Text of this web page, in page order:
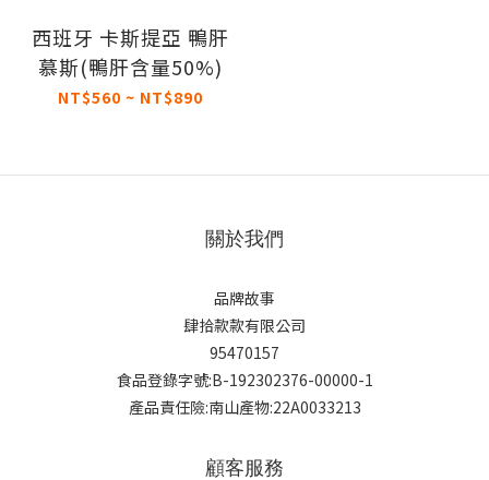
西班牙 卡斯提亞 鴨肝
慕斯(鴨肝含量50%)
NT$560 ~ NT$890
關於我們
品牌故事
肆拾款款有限公司
95470157
食品登錄字號:B-192302376-00000-1
產品責任險:南山產物:22A0033213
顧客服務